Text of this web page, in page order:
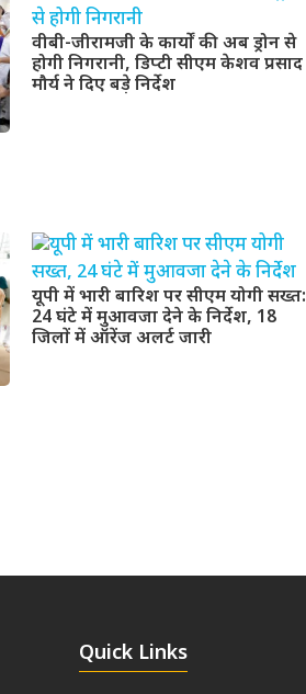
वीबी-जीरामजी के कार्यों की अब ड्रोन से
होगी निगरानी, डिप्टी सीएम केशव प्रसाद
मौर्य ने दिए बड़े निर्देश
यूपी में भारी बारिश पर सीएम योगी सख्त:
24 घंटे में मुआवजा देने के निर्देश, 18
जिलों में ऑरेंज अलर्ट जारी
Quick Links